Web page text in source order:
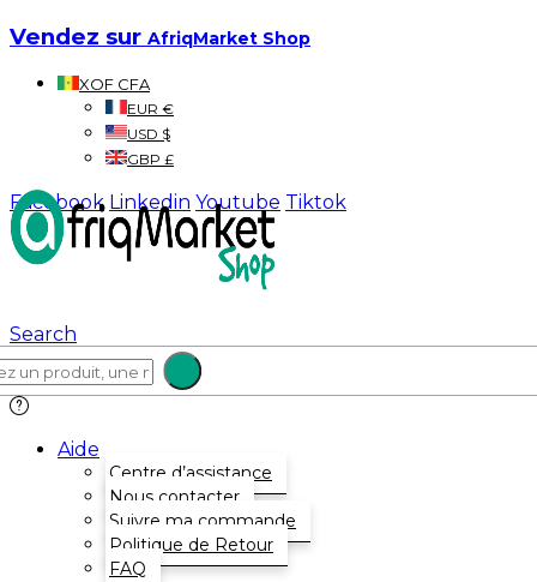
Vendez sur AfriqMarket Shop
XOF CFA
EUR €
USD $
GBP £
Facebook Linkedin Youtube Tiktok
Search
Aide
Centre d’assistance
Nous contacter
Suivre ma commande
Politique de Retour
FAQ